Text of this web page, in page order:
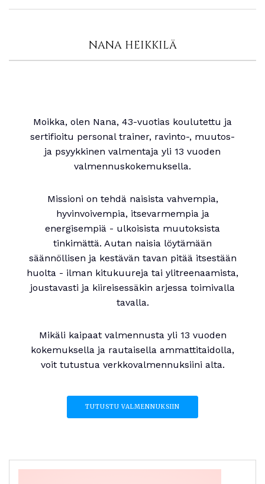
NANA HEIKKILÄ
Moikka, olen Nana, 43-vuotias koulutettu ja
sertifioitu personal trainer, ravinto-, muutos-
ja psyykkinen valmentaja yli 13 vuoden
valmennuskokemuksella.
Missioni on tehdä naisista vahvempia,
hyvinvoivempia, itsevarmempia ja
energisempiä - ulkoisista muutoksista
tinkimättä. Autan naisia löytämään
säännöllisen ja kestävän tavan pitää itsestään
huolta - ilman kitukuureja tai ylitreenaamista,
joustavasti ja kiireisessäkin arjessa toimivalla
tavalla.
Mikäli kaipaat valmennusta yli 13 vuoden
kokemuksella ja rautaisella ammattitaidolla,
voit tutustua verkkovalmennuksiini alta.
TUTUSTU VALMENNUKSIIN